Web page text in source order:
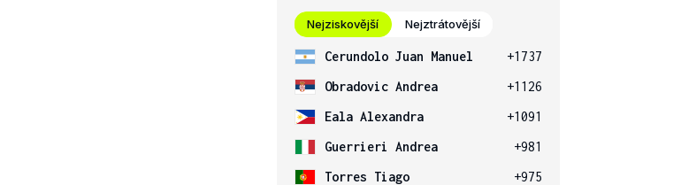
Nejziskovější Nejztrátovější
Cerundolo Juan Manuel
+1737
Obradovic Andrea
+1126
Eala Alexandra
+1091
Guerrieri Andrea
+981
Torres Tiago
+975